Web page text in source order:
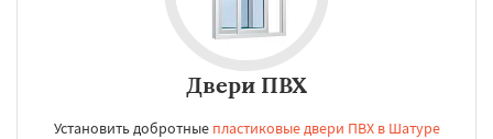
Двери ПВХ
Установить добротные пластиковые двери ПВХ в Шатуре